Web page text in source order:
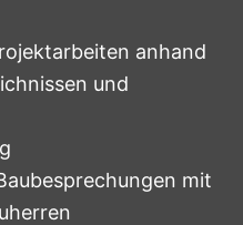
anhand
und
mit